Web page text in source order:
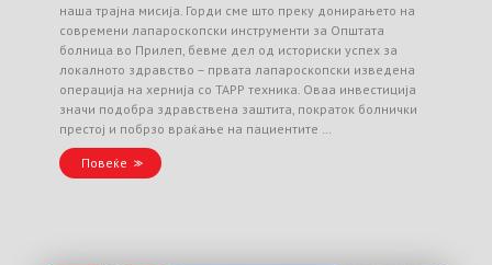
наша трајна мисија. Горди сме што преку донирањето на
современи лапароскопски инструменти за Општата
болница во Прилеп, бевме дел од историски успех за
локалното здравство – првата лапароскопски изведена
операција на хернија со TAPP техника. Оваа инвестиција
значи подобра здравствена заштита, пократок болнички
престој и побрзо враќање на пациентите …
Повеќе